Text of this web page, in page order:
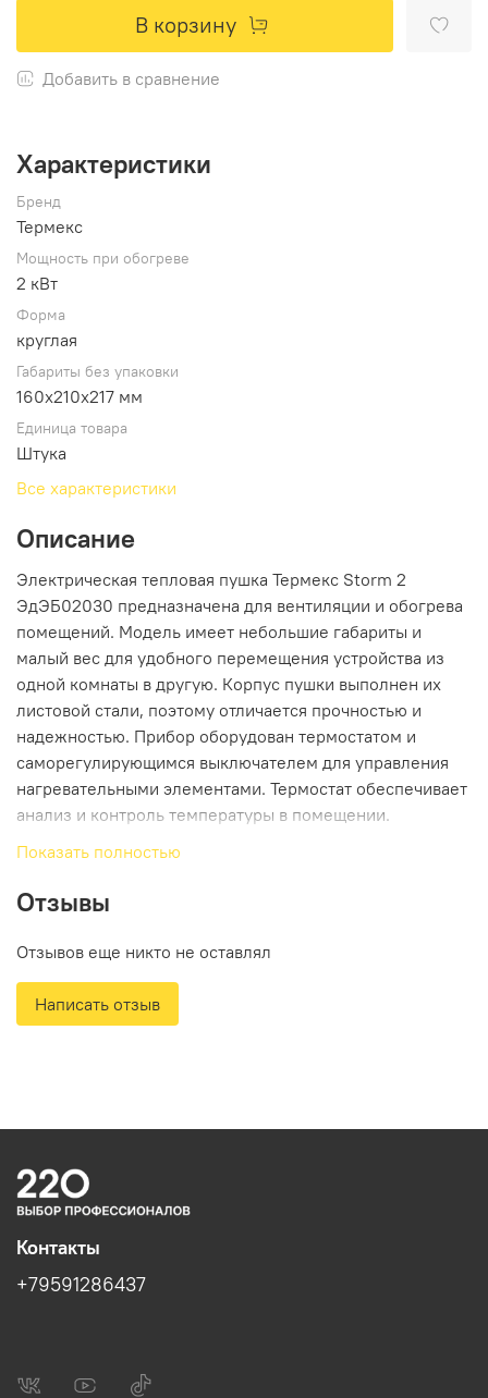
В корзину
Добавить в сравнение
Характеристики
Бренд
Термекс
Мощность при обогреве
2 кВт
Форма
круглая
Габариты без упаковки
160х210х217 мм
Единица товара
Штука
Все характеристики
Описание
Электрическая тепловая пушка Термекс Storm 2
ЭдЭБ02030 предназначена для вентиляции и обогрева
помещений. Модель имеет небольшие габариты и
малый вес для удобного перемещения устройства из
одной комнаты в другую. Корпус пушки выполнен их
листовой стали, поэтому отличается прочностью и
надежностью. Прибор оборудован термостатом и
саморегулирующимся выключателем для управления
нагревательными элементами. Термостат обеспечивает
анализ и контроль температуры в помещении.
Преимущества Термекс Storm 2
ЭдЭБ02030 имеет цилиндрическую форму и
Структура корпуса помогает концентрировать и
направлять нагрев, при этом направление потока
воздуха из тепловой пушки можно менять,
Три режима работы - горячий воздух на
максимальной мощности, теплый воздух на
половине мощности и вентилятор.
Надежный металлокерамический нагревательный
элемент сочетает высокую теплопроводность
за счет встроенного вентилятора уже через
Показать полностью
Отзывы
Отзывов еще никто не оставлял
Написать отзыв
Контакты
+79591286437